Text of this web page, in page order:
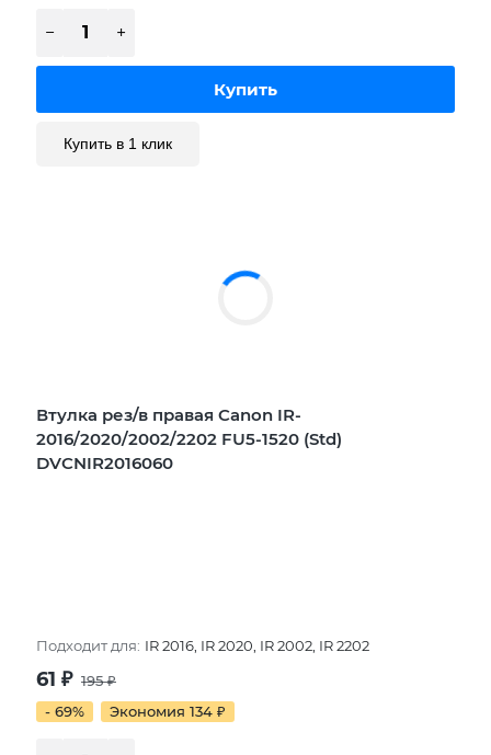
Купить в 1 клик
Втулка рез/в правая Canon IR-
2016/2020/2002/2202 FU5-1520 (Std)
DVCNIR2016060
Подходит для: IR 2016, IR 2020, IR 2002, IR 2202
61 ₽ 195₽
- 69%
Экономия 134 ₽